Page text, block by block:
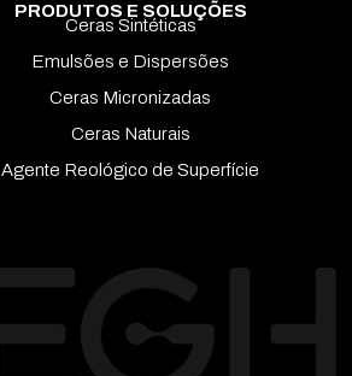
PRODUTOS E SOLUÇÕES
Ceras Sintéticas
Emulsões e Dispersões
Ceras Micronizadas
Ceras Naturais
Agente Reológico de Superfície